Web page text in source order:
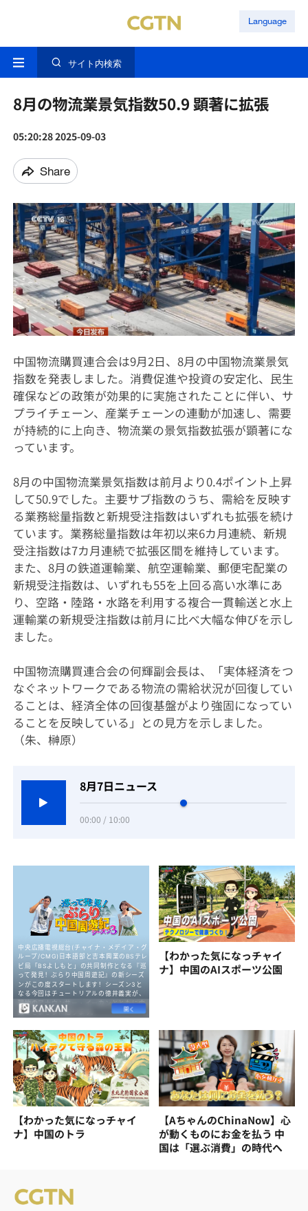
Language
サイト内検索
8月の物流業景気指数50.9 顕著に拡張
05:20:28 2025-09-03
Share
中国物流購買連合会は9月2日、8月の中国物流業景気
指数を発表しました。消費促進や投資の安定化、民生
確保などの政策が効果的に実施されたことに伴い、サ
プライチェーン、産業チェーンの連動が加速し、需要
が持続的に上向き、物流業の景気指数拡張が顕著にな
っています。
8月の中国物流業景気指数は前月より0.4ポイント上昇
して50.9でした。主要サブ指数のうち、需給を反映す
る業務総量指数と新規受注指数はいずれも拡張を続け
ています。業務総量指数は年初以来6カ月連続、新規
受注指数は7カ月連続で拡張区間を維持しています。
また、8月の鉄道運輸業、航空運輸業、郵便宅配業の
新規受注指数は、いずれも55を上回る高い水準にあ
り、空路・陸路・水路を利用する複合一貫輸送と水上
運輸業の新規受注指数は前月に比べ大幅な伸びを示し
ました。
中国物流購買連合会の何輝副会長は、「実体経済をつ
なぐネットワークである物流の需給状況が回復してい
ることは、経済全体の回復基盤がより強固になってい
ることを反映している」との見方を示しました。
（朱、榊原）
8月7日ニュース
00:00 / 10:00
【わかった気になっチャイ
ナ】中国のAIスポーツ公園
【わかった気になっチャイ
ナ】中国のトラ
【AちゃんのChinaNow】心
が動くものにお金を払う 中
国は「選ぶ消費」の時代へ